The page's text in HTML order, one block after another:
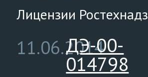
Лицензии
11.06.2014
ДЭ-00-
014798